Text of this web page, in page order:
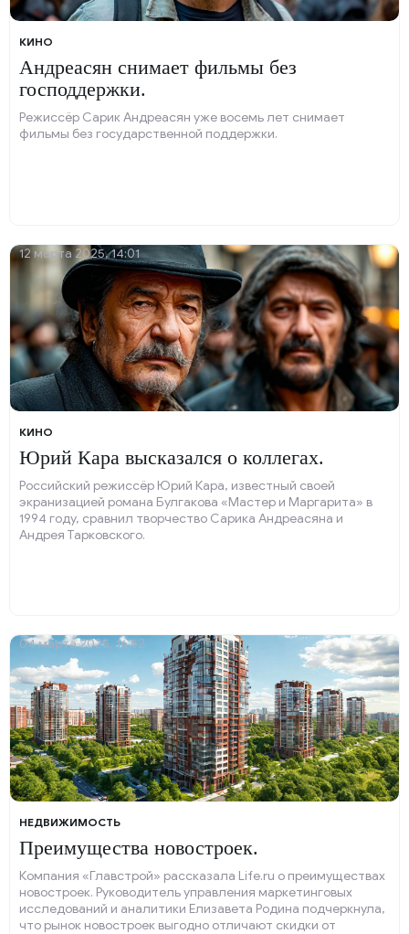
КИНО
Андреасян снимает фильмы без
господдержки.
Режиссёр Сарик Андреасян уже восемь лет снимает
фильмы без государственной поддержки.
КИНО
Юрий Кара высказался о коллегах.
Российский режиссёр Юрий Кара, известный своей
экранизацией романа Булгакова «Мастер и Маргарита» в
1994 году, сравнил творчество Сарика Андреасяна и
Андрея Тарковского.
12 марта 2025, 14:01
НЕДВИЖИМОСТЬ
Преимущества новостроек.
Компания «Главстрой» рассказала Life.ru о преимуществах
новостроек. Руководитель управления маркетинговых
исследований и аналитики Елизавета Родина подчеркнула,
что рынок новостроек выгодно отличают скидки от
04 марта 2025, 16:52